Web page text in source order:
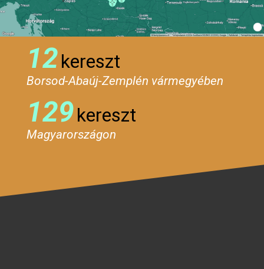
12kereszt
Borsod-Abaúj-Zemplén vármegyében
129kereszt
Magyarországon